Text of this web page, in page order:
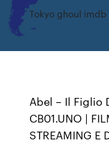
Tokyo ghoul
Abel – Il Figlio
CB01.UNO |
STREAMING E